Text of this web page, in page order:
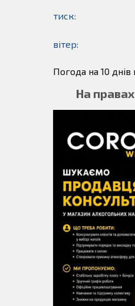
тиск:
вітер:
Погода на 10 днів
На